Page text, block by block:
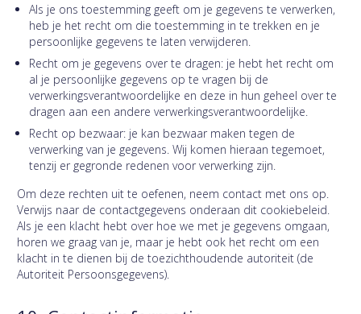
Als je ons toestemming geeft om je gegevens te verwerken,
heb je het recht om die toestemming in te trekken en je
persoonlijke gegevens te laten verwijderen.
Recht om je gegevens over te dragen: je hebt het recht om
al je persoonlijke gegevens op te vragen bij de
verwerkingsverantwoordelijke en deze in hun geheel over te
dragen aan een andere verwerkingsverantwoordelijke.
Recht op bezwaar: je kan bezwaar maken tegen de
verwerking van je gegevens. Wij komen hieraan tegemoet,
tenzij er gegronde redenen voor verwerking zijn.
Om deze rechten uit te oefenen, neem contact met ons op.
Verwijs naar de contactgegevens onderaan dit cookiebeleid.
Als je een klacht hebt over hoe we met je gegevens omgaan,
horen we graag van je, maar je hebt ook het recht om een
klacht in te dienen bij de toezichthoudende autoriteit (de
Autoriteit Persoonsgegevens).